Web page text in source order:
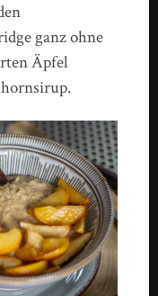
ganz ohne
Äpfel